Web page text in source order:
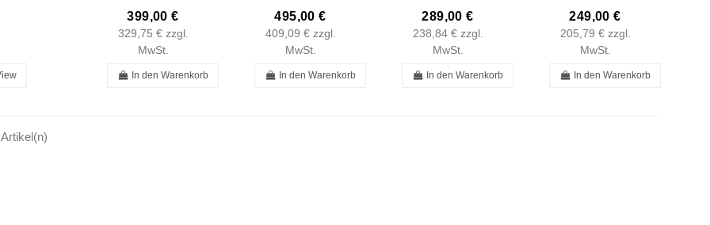
399,00 €
329,75 € zzgl.
MwSt.
In den Warenkorb
0004712030
495,00 €
409,09 € zzgl.
MwSt.
In den Warenkorb
W113 -
1154640342
289,00 €
238,84 € zzgl.
MwSt.
In den Warenkorb
W113 -
1154640342
249,00 €
205,79 € zzgl.
MwSt.
In den Warenkorb